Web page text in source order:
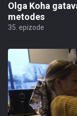
Olga Koha
metodes
35. epizode